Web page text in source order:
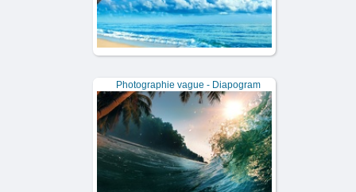
Photographie vague - Diapogram